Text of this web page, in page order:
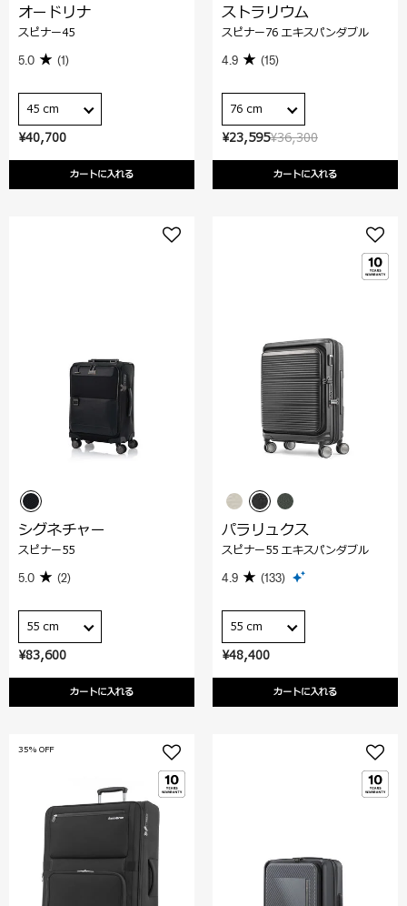
¥40,700
カートに入れる
オードリナ
スピナー45
5.0 (1)
45 cm
¥36,300
¥23,595
カートに入れる
ストラリウム
スピナー76 エキスパンダブル
4.9 (15)
76 cm
¥83,600
カートに入れる
シグネチャー
スピナー55
5.0 (2)
55 cm
¥48,400
カートに入れる
パラリュクス
スピナー55 エキスパンダブル
4.9 (133)
55 cm
35% OFF